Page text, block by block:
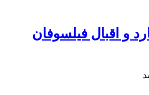
و اقبال فیلسوفان